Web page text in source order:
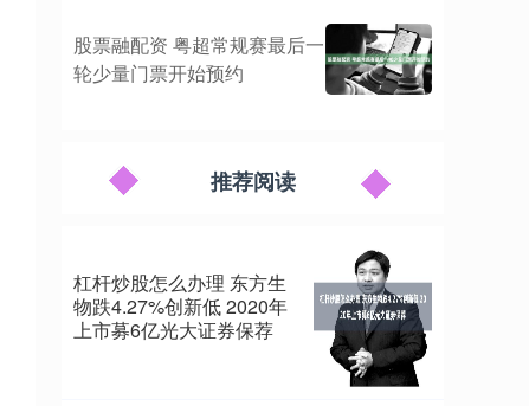
股票融配资 粤超常规赛最后一
轮少量门票开始预约
推荐阅读
杠杆炒股怎么办理 东方生
物跌4.27%创新低 2020年
上市募6亿光大证券保荐